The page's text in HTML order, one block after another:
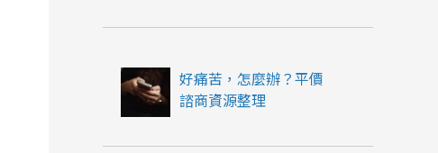
好痛苦，怎麼辦？平價
諮商資源整理